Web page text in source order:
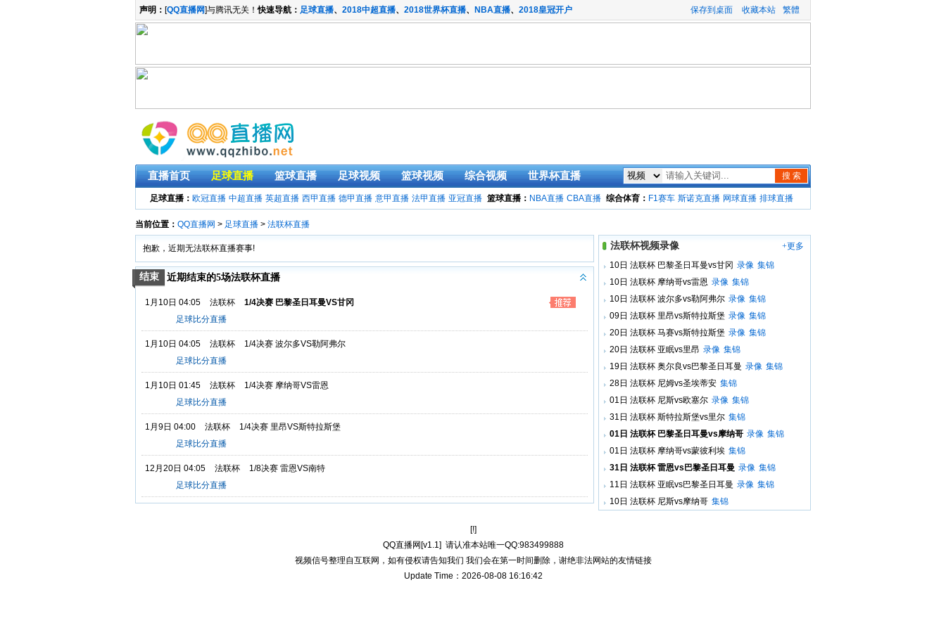
保存到桌面 收藏本站 繁體
声明： [QQ直播网]与腾讯无关！快速导航： 足球直播、 2018中超直播、 2018世界杯直播、 NBA直播、 2018皇冠开户
直播首页 足球直播 篮球直播 足球视频 篮球视频 综合视频 世界杯直播 搜 索
足球直播： 欧冠直播 中超直播 英超直播 西甲直播 德甲直播 意甲直播 法甲直播 亚冠直播 篮球直播： NBA直播 CBA直播 综合体育： F1赛车 斯诺克直播 网球直播 排球直播
当前位置： QQ直播网 > 足球直播 > 法联杯直播
抱歉，近期无法联杯直播赛事!
结束 近期结束的5场法联杯直播
1月10日 04:05 法联杯
1/4决赛 巴黎圣日耳曼VS甘冈
足球比分直播
1月10日 04:05 法联杯
1/4决赛 波尔多VS勒阿弗尔
足球比分直播
1月10日 01:45 法联杯
1/4决赛 摩纳哥VS雷恩
足球比分直播
1月9日 04:00 法联杯
1/4决赛 里昂VS斯特拉斯堡
足球比分直播
12月20日 04:05 法联杯
1/8决赛 雷恩VS南特
足球比分直播
法联杯视频录像
+更多
10日 法联杯 巴黎圣日耳曼vs甘冈 录像 集锦
10日 法联杯 摩纳哥vs雷恩 录像 集锦
10日 法联杯 波尔多vs勒阿弗尔 录像 集锦
09日 法联杯 里昂vs斯特拉斯堡 录像 集锦
20日 法联杯 马赛vs斯特拉斯堡 录像 集锦
20日 法联杯 亚眠vs里昂 录像 集锦
19日 法联杯 奥尔良vs巴黎圣日耳曼 录像 集锦
28日 法联杯 尼姆vs圣埃蒂安 集锦
01日 法联杯 尼斯vs欧塞尔 录像 集锦
31日 法联杯 斯特拉斯堡vs里尔 集锦
01日 法联杯 巴黎圣日耳曼vs摩纳哥 录像 集锦
01日 法联杯 摩纳哥vs蒙彼利埃 集锦
31日 法联杯 雷恩vs巴黎圣日耳曼 录像 集锦
11日 法联杯 亚眠vs巴黎圣日耳曼 录像 集锦
10日 法联杯 尼斯vs摩纳哥 集锦
[!]
QQ直播网[v1.1] 请认准本站唯一QQ:983499888
视频信号整理自互联网，如有侵权请告知我们 我们会在第一时间删除，谢绝非法网站的友情链接
Update Time：2026-08-08 16:16:42